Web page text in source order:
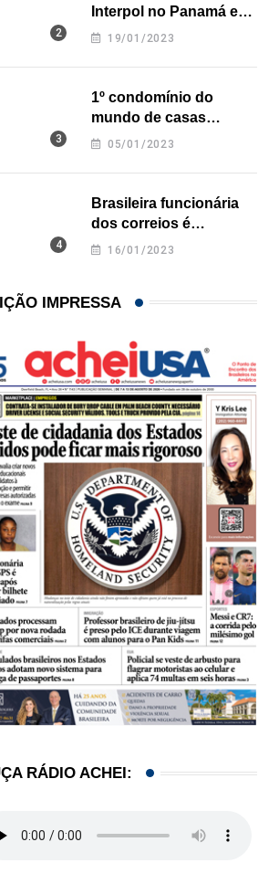
começam a fazer faxina em
Interpol no Panamá e
pode pegar prisão
19/01/2023
1º condomínio do
mundo de casas
impressas em 3D é
05/01/2023
Brasileira funcionária
dos correios é
assassinada a facadas
16/01/2023
IMPRESSA
RÁDIO ACHEI: